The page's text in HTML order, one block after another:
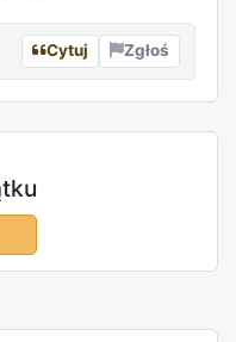
Cytuj Zgłoś